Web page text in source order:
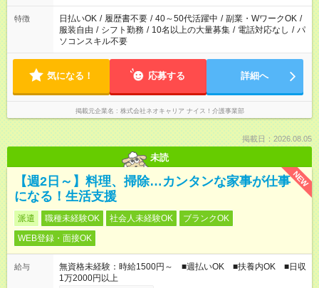
特徴 日払いOK / 履歴書不要 / 40～50代活躍中 / 副業・WワークOK /
服装自由 / シフト勤務 / 10名以上の大量募集 / 電話対応なし / パ
ソコンスキル不要
気になる！ 応募する 詳細へ
掲載元企業名 株式会社ネオキャリア ナイス！介護事業部
掲載日：2026.08.05
未読
NEW
【週2日～】料理、掃除…カンタンな家事が仕事
になる！生活支援
派遣 職種未経験OK 社会人未経験OK
ブランクOK
WEB登録・面接OK
給与
無資格未経験：時給1500円～ ■週払いOK ■扶養内OK ■日収
1万2000円以上